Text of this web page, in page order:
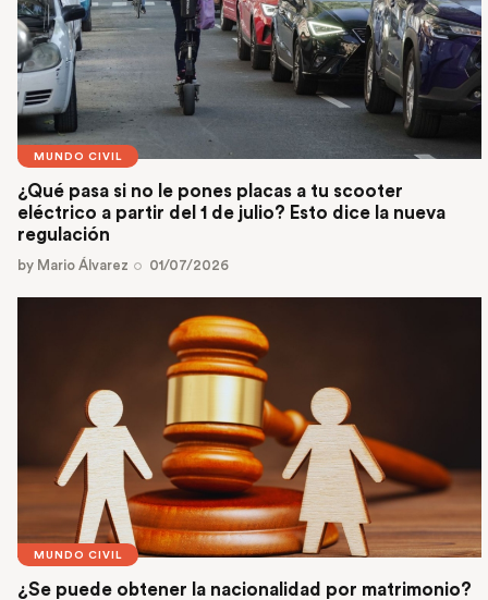
MUNDO CIVIL
¿Qué pasa si no le pones placas a tu scooter
eléctrico a partir del 1 de julio? Esto dice la nueva
regulación
by Mario Álvarez 01/07/2026
MUNDO CIVIL
¿Se puede obtener la nacionalidad por matrimonio?